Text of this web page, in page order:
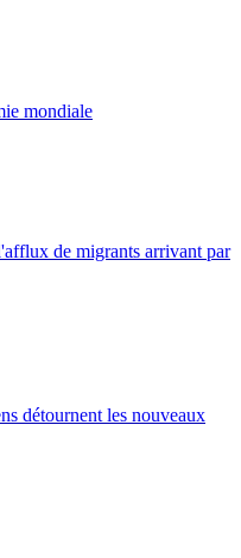
mondiale
de migrants arrivant par
détournent les nouveaux